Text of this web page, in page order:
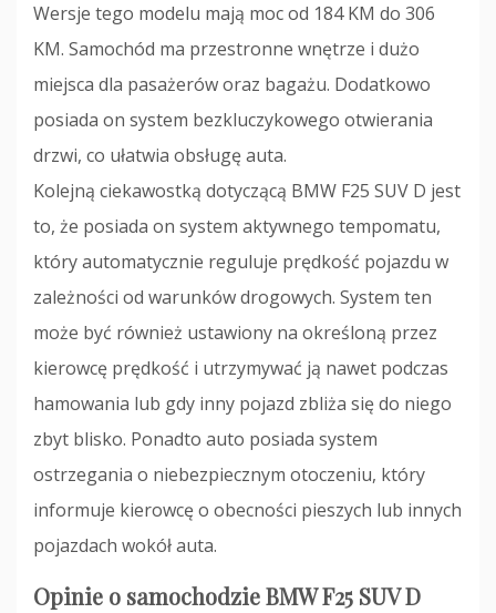
Wersje tego modelu mają moc od 184 KM do 306
KM. Samochód ma przestronne wnętrze i dużo
miejsca dla pasażerów oraz bagażu. Dodatkowo
posiada on system bezkluczykowego otwierania
drzwi, co ułatwia obsługę auta.
Kolejną ciekawostką dotyczącą BMW F25 SUV D jest
to, że posiada on system aktywnego tempomatu,
który automatycznie reguluje prędkość pojazdu w
zależności od warunków drogowych. System ten
może być również ustawiony na określoną przez
kierowcę prędkość i utrzymywać ją nawet podczas
hamowania lub gdy inny pojazd zbliża się do niego
zbyt blisko. Ponadto auto posiada system
ostrzegania o niebezpiecznym otoczeniu, który
informuje kierowcę o obecności pieszych lub innych
pojazdach wokół auta.
Opinie o samochodzie BMW F25 SUV D